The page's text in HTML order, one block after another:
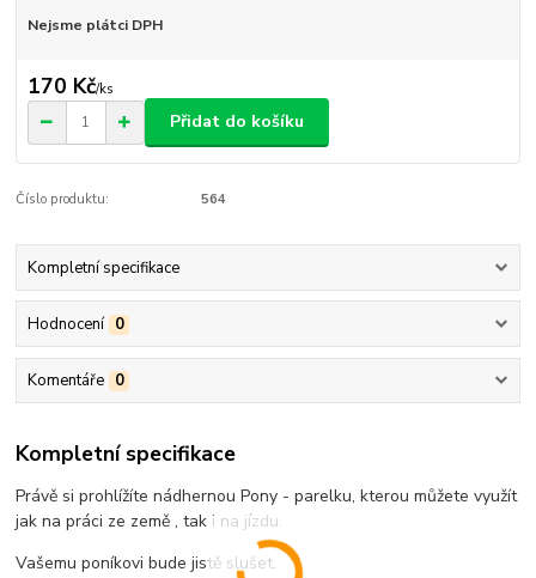
Nejsme plátci DPH
170 Kč/ks
Přidat do košíku
Číslo produktu: 564
Kompletní specifikace
Hodnocení 0
Komentáře 0
Kompletní specifikace
Právě si prohlížíte nádhernou Pony - parelku, kterou můžete využít
jak na práci ze země , tak i na jízdu.
Vašemu poníkovi bude jistě slušet.